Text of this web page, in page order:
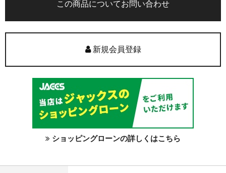
この商品についてお問い合わせ
新規会員登録
ショッピングローンの詳しくはこちら